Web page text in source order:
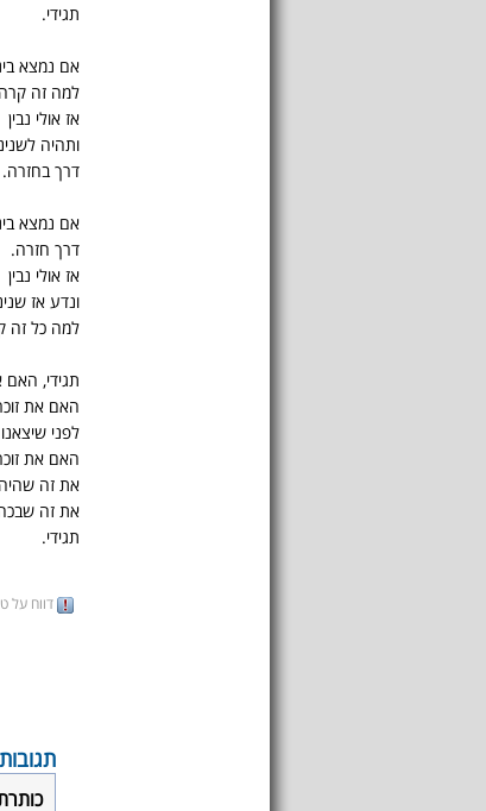
תגידי.
אם נמצא
למה זה
אז אולי נבין
ותהיה
דרך בחזרה.
אם נמצא
דרך חזרה.
אז אולי נבין
ונדע אז
למה כל זה
תגידי, האם
האם את
לפני
האם את
את זה
את זה
תגידי.
דווח על
תגובות